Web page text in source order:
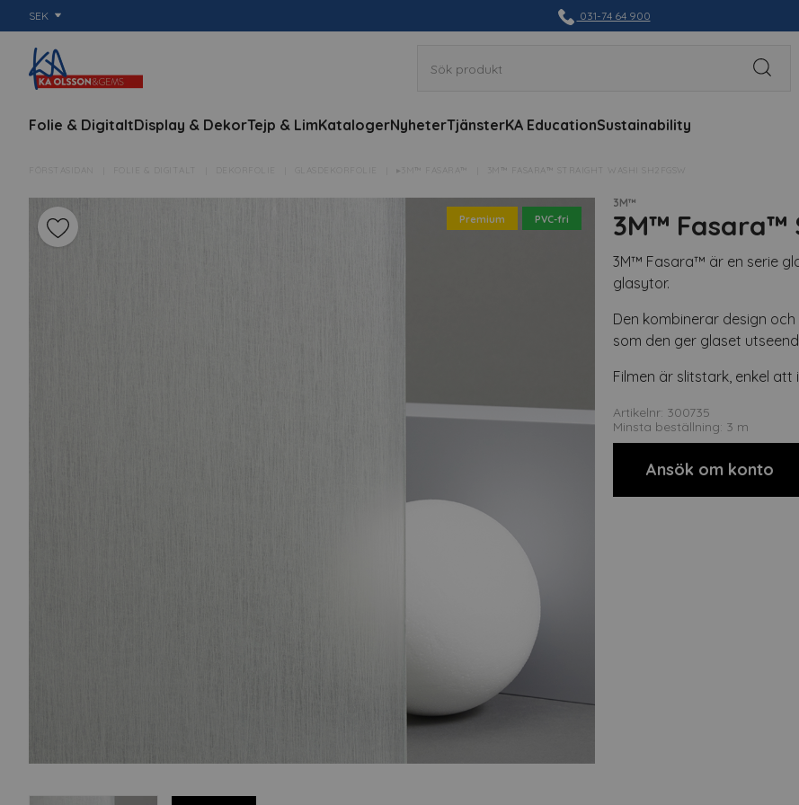
SEK 031-74 64 900
Folie & DigitaltDisplay & DekorTejp & LimKatalogerNyheterTjänsterKA EducationSustainability
FÖRSTASIDAN FOLIE & DIGITALT ▸3M™ FASARA™ 3M™ FASARA™ STRAIGHT WASHI SH2FGSW
Premium PVC-fri
3M™
3M™ Fasara™
3M™ Fasara™ är en serie
glasytor.
Den kombinerar design
som den ger glaset
Filmen är slitstark, enkel
Artikelnr: 300735
Minsta beställning: 3 m
Ansök om konto